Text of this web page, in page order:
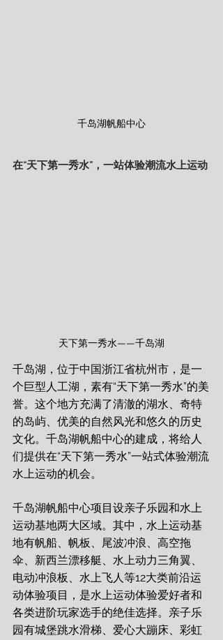
千岛湖帆船中心
在“天下第一秀水”，一站体验潮流水上运动
天下第一秀水——千岛湖
千岛湖，位于中国浙江省杭州市，是一
个巨型人工湖，素有“天下第一秀水”的美
誉。这个地方充满了清澈的湖水、奇特
的岛屿、优美的自然风光和悠久的历史
文化。千岛湖帆船中心的建成，将给人
们提供在“天下第一秀水”一站式体验潮流
水上运动的机会。
千岛湖帆船中心项目设亲子乐园和水上
运动基地两大区域。其中，水上运动基
地有帆船、帆板、尾波冲浪、高空拖
伞、新西兰漂移艇、水上动力三角翼、
电动冲浪板、水上飞人等12大类前沿运
动体验项目，是水上运动体验爱好者和
各类进阶玩家选手的绝佳选择。亲子乐
园有城堡跳水滑梯、爱心大蹦床、彩虹